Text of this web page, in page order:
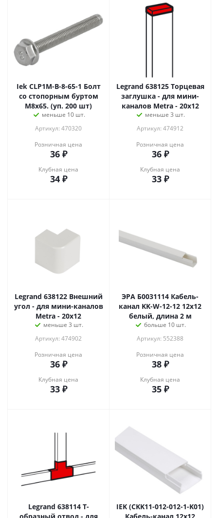
Iek CLP1M-B-8-65-1 Болт
со стопорным буртом
М8х65. (уп. 200 шт)
меньше 10 шт.
Артикул: 470320
Розничная цена
36₽
Клубная цена
34₽
Legrand 638125 Торцевая
заглушка - для мини-
каналов Metra - 20x12
меньше 3 шт.
Артикул: 474912
Розничная цена
36₽
Клубная цена
33₽
Legrand 638122 Внешний
угол - для мини-каналов
Metra - 20x12
меньше 3 шт.
Артикул: 474902
Розничная цена
36₽
Клубная цена
33₽
ЭРА Б0031114 Кабель-
канал KK-W-12-12 12x12
белый, длина 2 м
больше 10 шт.
Артикул: 552388
Розничная цена
38₽
Клубная цена
35₽
Legrand 638114 T-
IEK (CKK11-012-012-1-K01)